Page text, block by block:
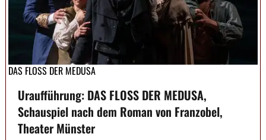
DAS FLOSS DER MEDUSA
Uraufführung: DAS FLOSS DER MEDUSA,
Schauspiel nach dem Roman von Franzobel,
Theater Münster